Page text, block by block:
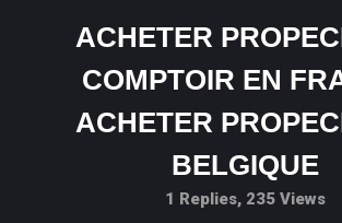
ACHETER
COMPTOIR EN
ACHETER
BELGIQUE
1 Replies, 235 Views